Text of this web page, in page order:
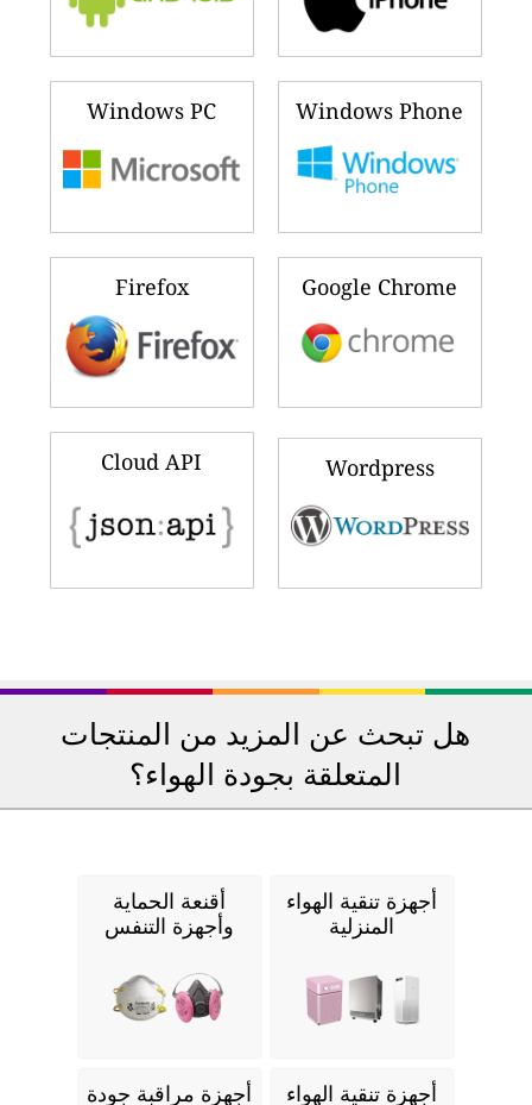
Windows Phone
Windows PC
Google Chrome
Firefox
Wordpress
Cloud API
هل تبحث عن المزيد من المنتجات
المتعلقة بجودة الهواء؟
أجهزة تنقية الهواء
المنزلية
أقنعة الحماية
وأجهزة التنفس
أجهزة تنقية الهواء
أجهزة مراقبة جودة